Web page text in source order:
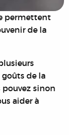
permettent
de la
de la
sinon
aider à